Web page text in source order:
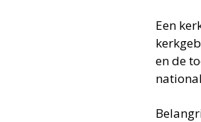
Een
en de